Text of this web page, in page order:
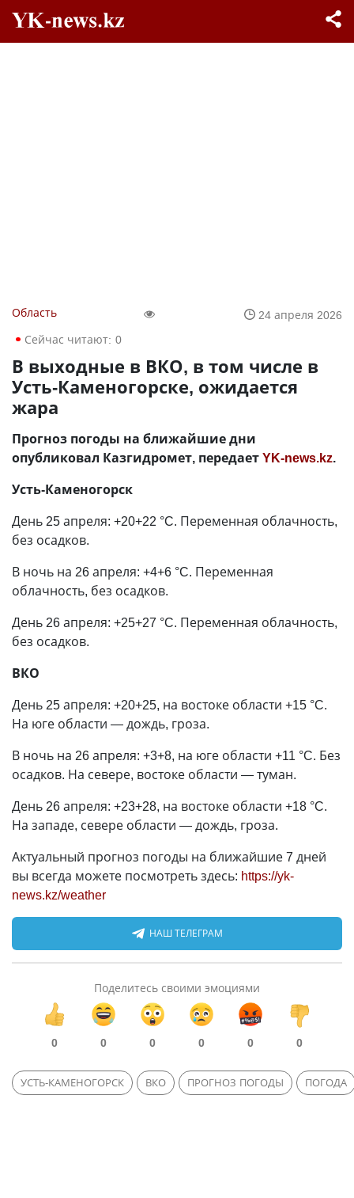
Область
24 апреля 2026
Сейчас читают: 0
В выходные в ВКО, в том числе в
Усть-Каменогорске, ожидается
жара
Прогноз погоды на ближайшие дни
опубликовал Казгидромет, передаетYK-news.kz.
Усть-Каменогорск
День 25 апреля: +20+22 °C. Переменная облачность,
без осадков.
В ночь на 26 апреля: +4+6 °C. Переменная
облачность, без осадков.
День 26 апреля: +25+27 °C. Переменная облачность,
без осадков.
ВКО
День 25 апреля: +20+25, на востоке области +15 °C.
На юге области — дождь, гроза.
В ночь на 26 апреля: +3+8, на юге области +11 °C. Без
осадков. На севере, востоке области — туман.
День 26 апреля: +23+28, на востоке области +18 °C.
На западе, севере области — дождь, гроза.
Актуальный прогноз погоды на ближайшие 7 дней
вы всегда можете посмотреть здесь: https://yk-
news.kz/weather
НАШ ТЕЛЕГРАМ
Поделитесь своими эмоциями
0 0 0 0 0 0
УСТЬ-КАМЕНОГОРСК ВКО ПРОГНОЗ ПОГОДЫ ПОГОДА